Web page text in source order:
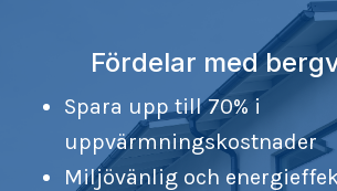
Fördelar med
Spara upp till 70% i
uppvärmningskostnader
Miljövänlig och